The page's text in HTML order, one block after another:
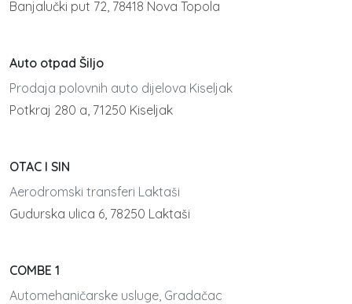
Banjalučki put 72, 78418 Nova Topola
Auto otpad Šiljo
Prodaja polovnih auto dijelova Kiseljak
Potkraj 280 a, 71250 Kiseljak
OTAC I SIN
Aerodromski transferi Laktaši
Gudurska ulica 6, 78250 Laktaši
COMBE 1
Automehaničarske usluge, Gradačac